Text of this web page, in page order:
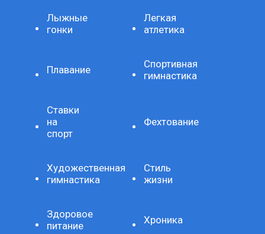
Лыжные
гонки
Легкая
атлетика
Плавание
Спортивная
гимнастика
Ставки
на
спорт
Фехтование
Художественная
гимнастика
Стиль
жизни
Здоровое
питание
Хроника